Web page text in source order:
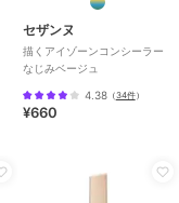
セザンヌ
描くアイゾーンコンシーラー
なじみベージュ
4.38（34件）
¥660